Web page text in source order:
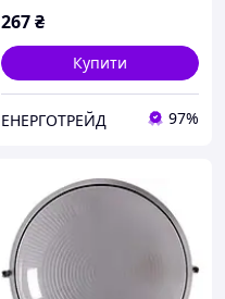
267₴
Купити
ЕНЕРГОТРЕЙД 97%